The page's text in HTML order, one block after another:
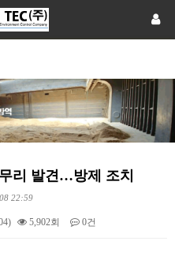
리 발견…방제 조치
22:59
5,902회 0건